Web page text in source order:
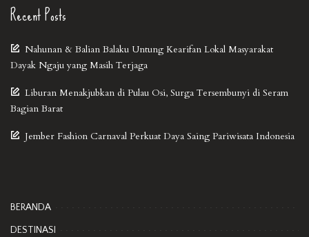
Recent Posts
Nahunan & Balian Balaku Untung Kearifan Lokal Masyarakat
Dayak Ngaju yang Masih Terjaga
Liburan Menakjubkan di Pulau Osi, Surga Tersembunyi di Seram
Bagian Barat
Jember Fashion Carnaval Perkuat Daya Saing Pariwisata Indonesia
BERANDA
DESTINASI